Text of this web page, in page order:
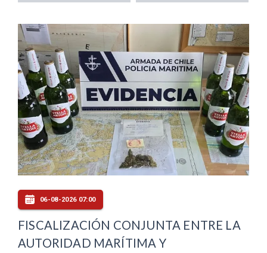
06-08-2026 07:00
FISCALIZACIÓN CONJUNTA ENTRE LA
AUTORIDAD MARÍTIMA Y